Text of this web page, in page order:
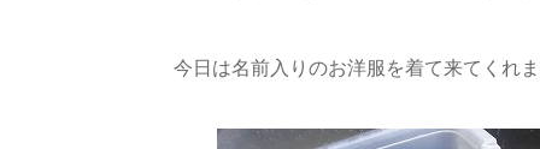
今日は名前入りのお洋服を着て来てくれ